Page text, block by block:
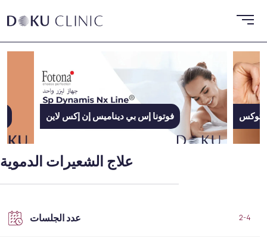
البوتوكس
علاج الشعيرات الدموية
عدد الجلسات 2-4